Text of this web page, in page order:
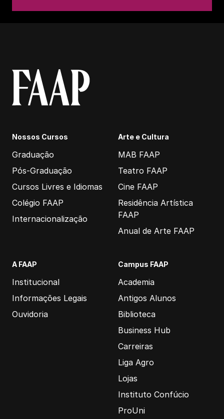
Nossos Cursos
Graduação
Pós-Graduação
Cursos Livres e Idiomas
Colégio FAAP
Internacionalização
Arte e Cultura
MAB FAAP
Teatro FAAP
Cine FAAP
Residência Artística
FAAP
Anual de Arte FAAP
A FAAP
Institucional
Informações Legais
Ouvidoria
Campus FAAP
Academia
Antigos Alunos
Biblioteca
Business Hub
Carreiras
Liga Agro
Lojas
Instituto Confúcio
ProUni